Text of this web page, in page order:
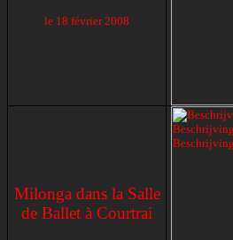
le 18 février 2008
Milonga dans la Salle
de Ballet à Courtrai